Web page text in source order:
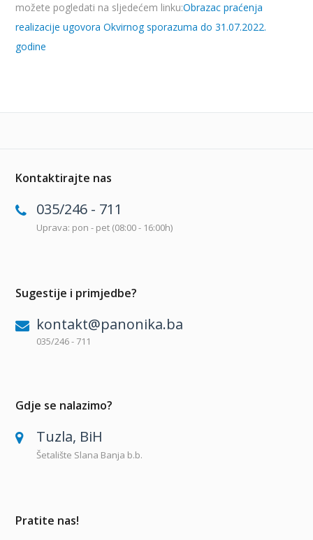
možete pogledati na sljedećem linku:Obrazac praćenja
realizacije ugovora Okvirnog sporazuma do 31.07.2022.
godine
Kontaktirajte nas
035/246 - 711
Uprava: pon - pet (08:00 - 16:00h)
Sugestije i primjedbe?
kontakt@panonika.ba
035/246 - 711
Gdje se nalazimo?
Tuzla, BiH
Šetalište Slana Banja b.b.
Pratite nas!